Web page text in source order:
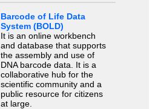
Barcode of Life Data
System (BOLD)
It is an online workbench
and database that supports
the assembly and use of
DNA barcode data. It is a
collaborative hub for the
scientific community and a
public resource for citizens
at large.